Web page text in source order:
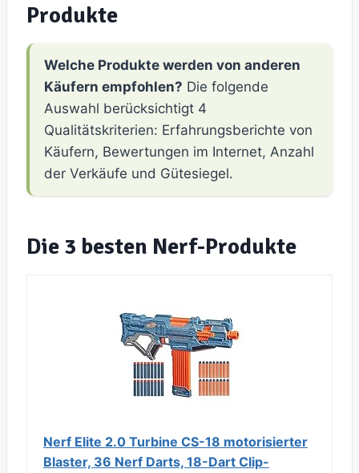
Produkte
Welche Produkte werden von anderen
Käufern empfohlen? Die folgende
Auswahl berücksichtigt 4
Qualitätskriterien: Erfahrungsberichte von
Käufern, Bewertungen im Internet, Anzahl
der Verkäufe und Gütesiegel.
Die 3 besten Nerf-Produkte
Nerf Elite 2.0 Turbine CS-18 motorisierter
Blaster, 36 Nerf Darts, 18-Dart Clip-